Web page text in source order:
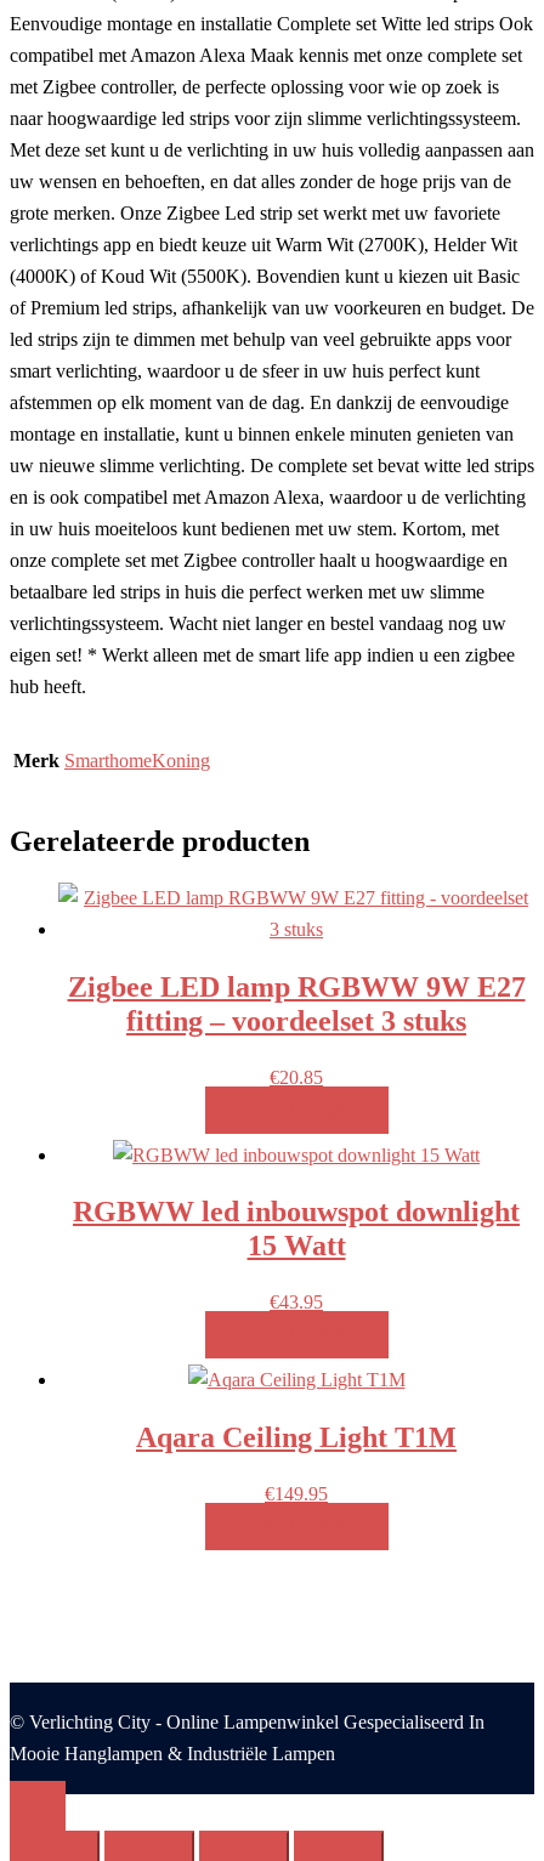
Eenvoudige montage en installatie Complete set Witte led strips Ook
compatibel met Amazon Alexa Maak kennis met onze complete set
met Zigbee controller, de perfecte oplossing voor wie op zoek is
naar hoogwaardige led strips voor zijn slimme verlichtingssysteem.
Met deze set kunt u de verlichting in uw huis volledig aanpassen aan
uw wensen en behoeften, en dat alles zonder de hoge prijs van de
grote merken. Onze Zigbee Led strip set werkt met uw favoriete
verlichtings app en biedt keuze uit Warm Wit (2700K), Helder Wit
(4000K) of Koud Wit (5500K). Bovendien kunt u kiezen uit Basic
of Premium led strips, afhankelijk van uw voorkeuren en budget. De
led strips zijn te dimmen met behulp van veel gebruikte apps voor
smart verlichting, waardoor u de sfeer in uw huis perfect kunt
afstemmen op elk moment van de dag. En dankzij de eenvoudige
montage en installatie, kunt u binnen enkele minuten genieten van
uw nieuwe slimme verlichting. De complete set bevat witte led strips
en is ook compatibel met Amazon Alexa, waardoor u de verlichting
in uw huis moeiteloos kunt bedienen met uw stem. Kortom, met
onze complete set met Zigbee controller haalt u hoogwaardige en
betaalbare led strips in huis die perfect werken met uw slimme
verlichtingssysteem. Wacht niet langer en bestel vandaag nog uw
eigen set! * Werkt alleen met de smart life app indien u een zigbee
hub heeft.
Merk SmarthomeKoning
Gerelateerde producten
Zigbee LED lamp RGBWW 9W E27
fitting – voordeelset 3 stuks
€20.85
RGBWW led inbouwspot downlight
15 Watt
€43.95
Aqara Ceiling Light T1M
€149.95
© Verlichting City - Online Lampenwinkel Gespecialiseerd In
Mooie Hanglampen & Industriële Lampen